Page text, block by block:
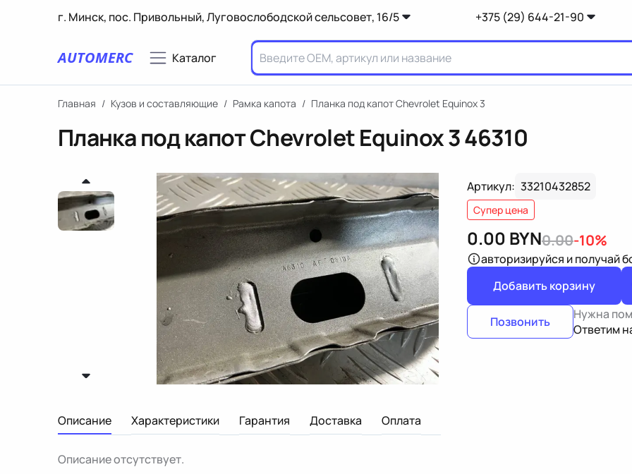
г. Минск, пос. Привольный, Луговослободской сельсовет, 16/5 +375 (29) 644-21-90
AUTOMERC Каталог
Главная / Кузов и составляющие / Рамка капота / Планка под капот Chevrolet Equinox 3
Планка под капот Chevrolet Equinox 346310
Артикул: 33210432852
Супер цена
0.00 BYN0.00-10%
авторизируйся и получай
Добавить корзину
Позвонить
Нужна
Ответим
Описание Характеристики Гарантия Доставка Оплата
Описание отсутствует.